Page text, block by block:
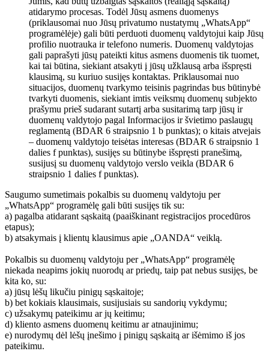
atidarymo procesas. Todėl Jūsų asmens duomenys
(priklausomai nuo Jūsų privatumo nustatymų „WhatsApp“
programėlėje) gali būti perduoti duomenų valdytojui kaip Jūsų
profilio nuotrauka ir telefono numeris. Duomenų valdytojas
gali paprašyti jūsų pateikti kitus asmens duomenis tik tuomet,
kai tai būtina, siekiant atsakyti į jūsų užklausą arba išspręsti
klausimą, su kuriuo susijęs kontaktas. Priklausomai nuo
situacijos, duomenų tvarkymo teisinis pagrindas bus būtinybė
tvarkyti duomenis, siekiant imtis veiksmų duomenų subjekto
prašymu prieš sudarant sutartį arba susitarimą tarp jūsų ir
duomenų valdytojo pagal Informacijos ir švietimo paslaugų
reglamentą (BDAR 6 straipsnio 1 b punktas); o kitais atvejais
– duomenų valdytojo teisėtas interesas (BDAR 6 straipsnio 1
dalies f punktas), susijęs su būtinybe išspręsti pranešimą,
susijusį su duomenų valdytojo verslo veikla (BDAR 6
straipsnio 1 dalies f punktas).
Saugumo sumetimais pokalbis su duomenų valdytoju per
„WhatsApp“ programėlę gali būti susijęs tik su:
a) pagalba atidarant sąskaitą (paaiškinant registracijos procedūros
etapus);
b) atsakymais į klientų klausimus apie „OANDA“ veiklą.
Pokalbis su duomenų valdytoju per „WhatsApp“ programėlę
niekada neapims jokių nuorodų ar priedų, taip pat nebus susijęs, be
kita ko, su:
a) jūsų lėšų likučiu pinigų sąskaitoje;
b) bet kokiais klausimais, susijusiais su sandorių vykdymu;
c) užsakymų pateikimu ar jų keitimu;
d) kliento asmens duomenų keitimu ar atnaujinimu;
e) nurodymų dėl lėšų įnešimo į pinigų sąskaitą ar išėmimo iš jos
pateikimu.